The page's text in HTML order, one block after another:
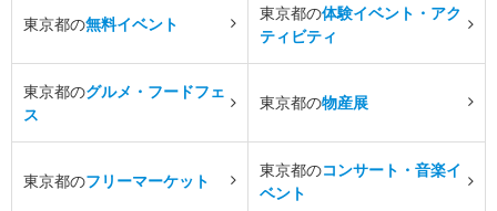
東京都の無料イベント
東京都の体験イベント・アク
ティビティ
東京都のグルメ・フードフェ
ス
東京都の物産展
東京都のフリーマーケット
東京都のコンサート・音楽イ
ベント